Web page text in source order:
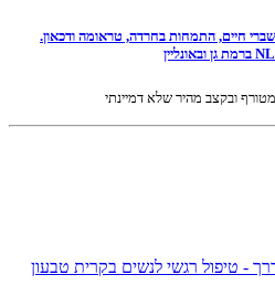
חיים, התמחות בחרדה, טראומה ודכאון.
ובקצב מהיר שלא דמיינתי
- טיפול רגשי לנשים בקרית טבעון